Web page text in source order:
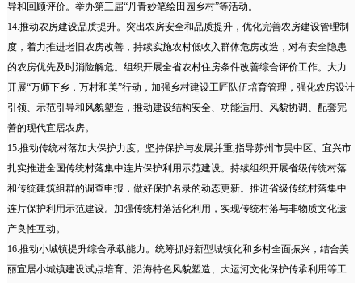
导和回顾评价。举办第三届“丹青妙笔绘田园乡村”等活动。
14.推动农房建设品质提升。突出农房安全和品质提升，优化完善农房建设管理制
度，着力推进老旧农房改善，持续实施农村低收入群体危房改造，对有安全隐患
的农房优先及时消险解危。组织开展全省农村住房条件改善综合评价工作。大力
开展“万师下乡，万村和美”行动，加强乡村建设工匠队伍培育管理，强化农房设计
引领、示范引导和风貌塑造，推动建设结构安全、功能适用、风貌协调、配套完
善的现代宜居农房。
15.推动传统村落加大保护力度。坚持保护与发展并重,指导苏州市昊中区、宜兴市
扎实推进全国传统村落集中连片保护利用示范建设。持续组织开展省级传统村落
和传统建筑组群的调查申报，做好保护名录的动态更新。推进省级传统村落集中
连片保护利用示范建设。加强传统村落活化利用，实现传统村落与非物质文化遗
产良性互动。
16.推动小城镇提升综合承载能力。统筹抓好新型城镇化和乡村全面振兴，结合美
丽宜居小城镇建设试点培育、沿海特色风貌塑造、大运河文化保护传承利用等工